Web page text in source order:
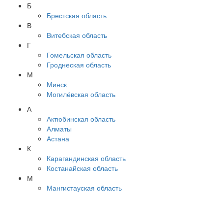
Б
Брестская область
В
Витебская область
Г
Гомельская область
Гроднеская область
М
Минск
Могилёвская область
А
Актюбинская область
Алматы
Астана
К
Карагандинская область
Костанайская область
М
Мангистауская область